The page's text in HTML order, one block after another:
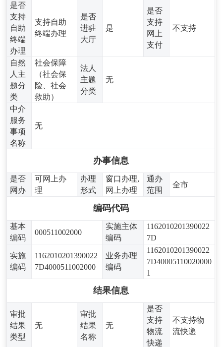
是否
支持
自助
终端
办理
支持自助
终端办理
是否
进驻
大厅
是
是否
支持
网上
支付
不支持
自然
人主
题分
类
社会保障
（社会保
险、社会
救助）
法人
主题
分类
无
中介
服务
事项
名称
无
办事信息
是否
网办
可网上办
理
办理
形式
窗口办理,
网上办理
通办
范围
全市
编码代码
基本
编码
000511002000
实施主体
编码
1162010201390022
7D
实施
编码
1162010201390022
7D4000511002000
业务办理
编码
1162010201390022
7D40005110020000
1
结果信息
审批
结果
类型
无
审批
结果
名称
无
是否
支持
物流
快递
不支持物
流快递